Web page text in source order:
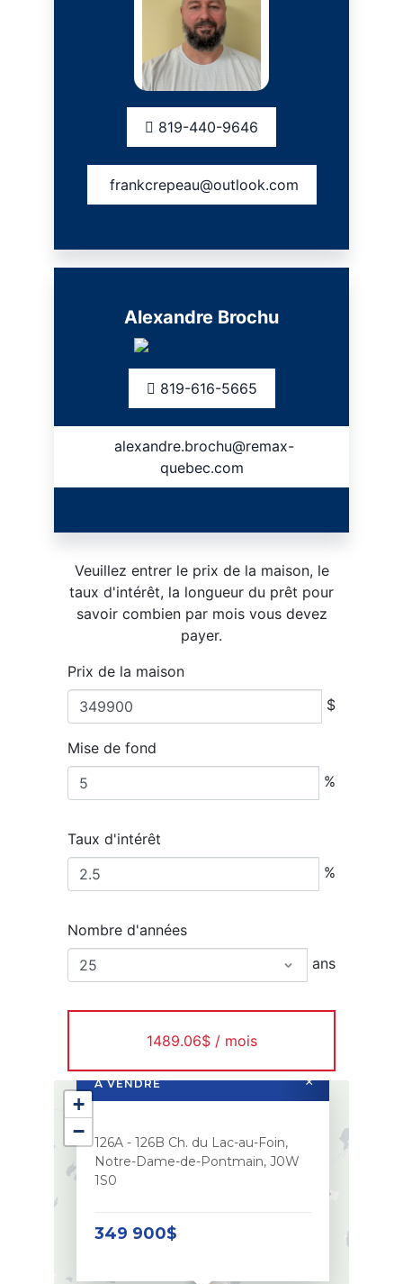
819-440-9646
frankcrepeau@outlook.com
Alexandre Brochu
819-616-5665
alexandre.brochu@remax-
quebec.com
Veuillez entrer le prix de la maison, le
taux d'intérêt, la longueur du prêt pour
savoir combien par mois vous devez
payer.
Prix de la maison
$
Mise de fond
%
Taux d'intérêt
%
Nombre d'années
ans
1489.06$ / mois
À VENDRE
126A - 126B Ch. du Lac-au-Foin,
Notre-Dame-de-Pontmain, J0W
1S0
349 900$
×
+
−